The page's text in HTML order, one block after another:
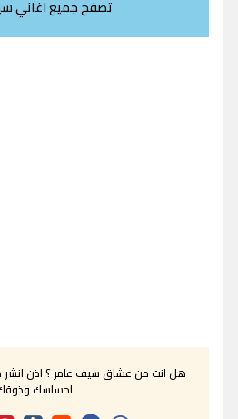
تصفح جميع اغاني
هل انت من عشاق سيف عامر ؟ اذن انشر
احساسك